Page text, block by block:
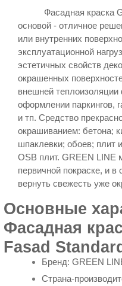
Фасадная краска
основой - отличное
или внутренних
эксплуатационной
эстетичных свойств
окрашенных
внешней
оформлении паркингов,
и тп. Средство
окрашиванием: бетона;
шпаклевки; обоев;
OSB плит. GREEN LINE
первичной покраске, и в
вернуть свежесть уже
Основные
Фасадная
Fasad Standard
Бренд: GREEN
Страна-